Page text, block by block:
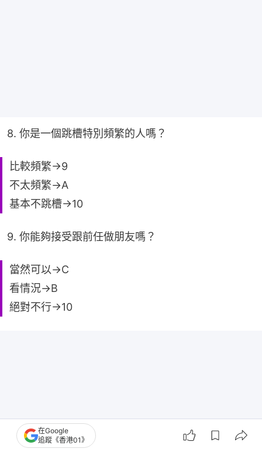
8. 你是一個跳槽特別頻繁的人嗎？
比較頻繁→9
不太頻繁→A
基本不跳槽→10
9. 你能夠接受跟前任做朋友嗎？
當然可以→C
看情況→B
絕對不行→10
在Google
追蹤《香港01》